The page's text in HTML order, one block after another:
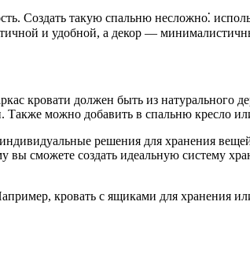
Создать такую спальню несложно⁚
и удобной, а декор —
кровати должен быть из натурального
можно добавить в спальню кресло
решения для хранения
сможете создать идеальную систему
кровать с ящиками для хранения